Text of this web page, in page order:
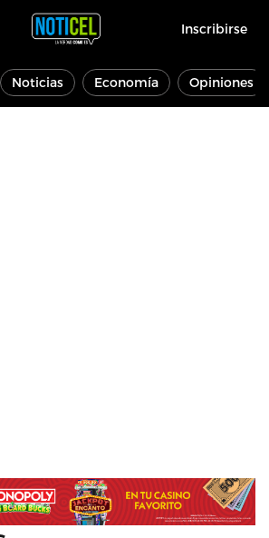
Inscribirse
Noticias Economía Opiniones